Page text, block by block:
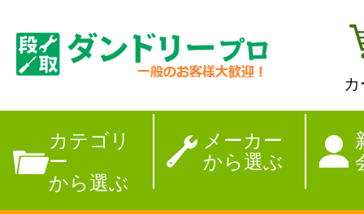
カテゴリ
ー
から選ぶ
メーカー
から選ぶ
【夏季休暇のお